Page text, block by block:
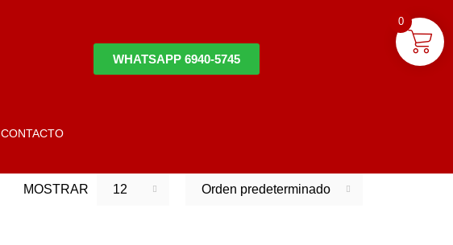
WHATSAPP 6940-5745
CONTACTO
Orden predeterminado
MOSTRAR 12
0